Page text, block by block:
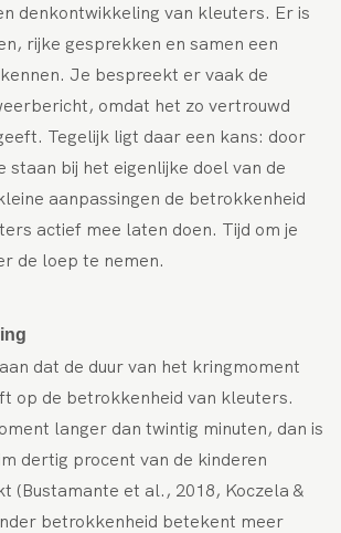
denkontwikkeling van kleuters. Er is
rijke gesprekken en samen een
Je bespreekt er vaak de
omdat het zo vertrouwd
Tegelijk ligt daar een kans: door
staan bij het eigenlijke doel van de
aanpassingen de betrokkenheid
actief mee laten doen. Tijd om je
de loep te nemen.
dat de duur van het kringmoment
op de betrokkenheid van kleuters.
langer dan twintig minuten, dan is
dertig procent van de kinderen
(Bustamante et al., 2018, Koczela &
betrokkenheid betekent meer